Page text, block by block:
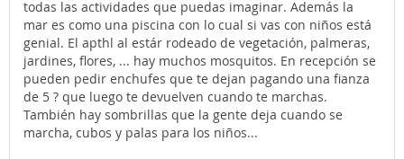
todas las actividades que puedas imaginar. Además la
mar es como una piscina con lo cual si vas con niños está
genial. El apthl al estár rodeado de vegetación, palmeras,
jardines, flores, ... hay muchos mosquitos. En recepción se
pueden pedir enchufes que te dejan pagando una fianza
de 5 ? que luego te devuelven cuando te marchas.
También hay sombrillas que la gente deja cuando se
marcha, cubos y palas para los niños...